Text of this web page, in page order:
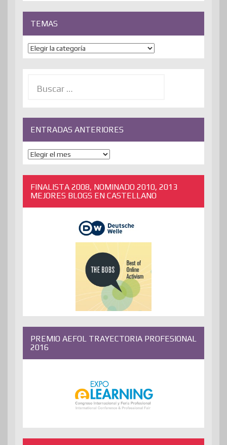
TEMAS
Temas
ENTRADAS ANTERIORES
ENTRADAS
ANTERIORES
FINALISTA 2008, NOMINADO 2010, 2013
MEJORES BLOGS EN CASTELLANO
PREMIO AEFOL TRAYECTORIA PROFESIONAL
2016